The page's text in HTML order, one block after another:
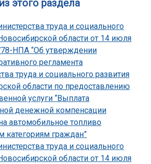
этого раздела
труда и социального
области от 14 июля
НПА “Об утверждении
регламента
труда и социального развития
области по предоставлению
услуги “Выплата
денежной компенсации
автомобильное топливо
категориям граждан”
труда и социального
области от 14 июля